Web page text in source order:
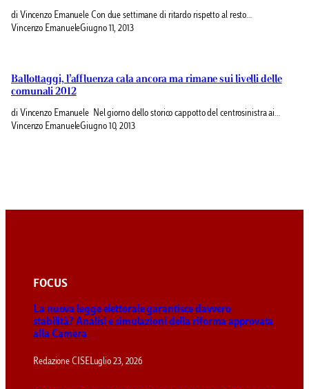
di Vincenzo Emanuele Con due settimane di ritardo rispetto al resto…
Vincenzo EmanueleGiugno 11, 2013
Ballottaggi, l’affluenza cala ancora ma rimane sui livelli delle
comunali 2012
di Vincenzo Emanuele Nel giorno dello storico cappotto del centrosinistra ai…
Vincenzo EmanueleGiugno 10, 2013
FOCUS
La nuova legge elettorale garantisce davvero
stabilità? Analisi e simulazioni della riforma approvata
alla Camera
Redazione CISE Luglio 23, 2026